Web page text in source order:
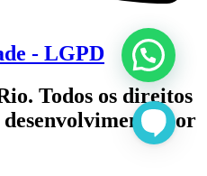
- LGPD
Todos os direitos
desenvolvimento por